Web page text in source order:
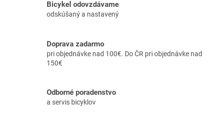
Bicykel odovzdávame
odskúšaný a nastavený
Doprava zadarmo
pri objednávke nad 100€. Do ČR pri objednávke nad
150€
Odborné poradenstvo
a servis bicyklov